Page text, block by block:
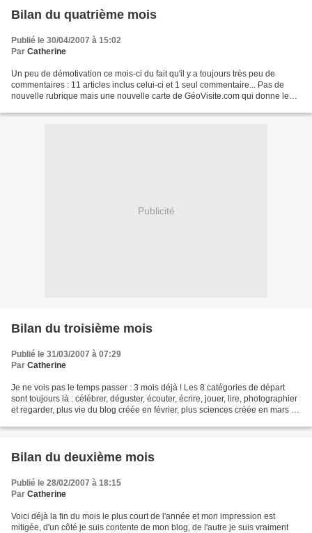
Bilan du quatrième mois
Publié le 30/04/2007 à 15:02
Par Catherine
Un peu de démotivation ce mois-ci du fait qu'il y a toujours très peu de
commentaires : 11 articles inclus celui-ci et 1 seul commentaire... Pas de
nouvelle rubrique mais une nouvelle carte de GéoVisite.com qui donne le
Publicité
Bilan du troisième mois
Publié le 31/03/2007 à 07:29
Par Catherine
Je ne vois pas le temps passer : 3 mois déjà ! Les 8 catégories de départ
sont toujours là : célébrer, déguster, écouter, écrire, jouer, lire, photographier
et regarder, plus vie du blog créée en février, plus sciences créée en mars où
Bilan du deuxième mois
Publié le 28/02/2007 à 18:15
Par Catherine
Voici déjà la fin du mois le plus court de l'année et mon impression est
mitigée, d'un côté je suis contente de mon blog, de l'autre je suis vraiment